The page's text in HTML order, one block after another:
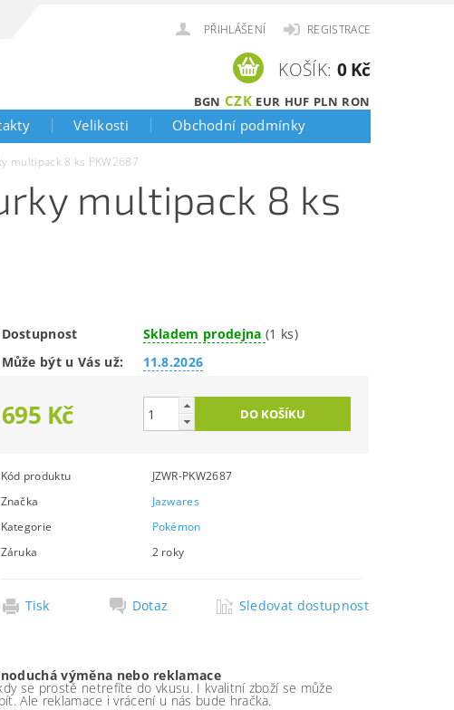
PŘIHLÁŠENÍ REGISTRACE
BGN CZK EUR HUF PLN RON
KOŠÍK: 0 Kč
Velikosti Obchodní podmínky
multipack 8 ks PKW2687
multipack 8 ks
Dostupnost Skladem prodejna (1 ks)
Může být u Vás už:
11.8.2026
695 Kč
Kód produktu
JZWR-PKW2687
Značka
Jazwares
Kategorie
Pokémon
Záruka
2 roky
Tisk Dotaz Sledovat dostupnost
výměna nebo reklamace
se prostě netrefíte do vkusu. I kvalitní zboží se může
Ale reklamace i vrácení u nás bude hračka.